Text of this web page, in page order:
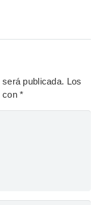
publicada. Los
con*